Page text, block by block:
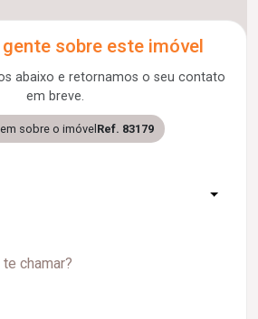
sobre este imóvel
abaixo e retornamos o seu contato
em breve.
sobre o imóvel Ref. 83179